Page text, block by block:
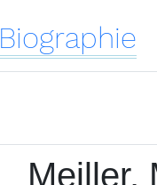
Biographie
Meiller,